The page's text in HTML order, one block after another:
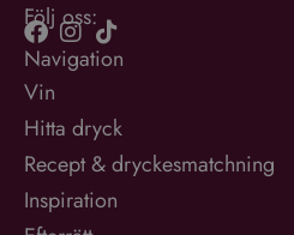
Följ oss:
Navigation
Vin
Hitta dryck
Recept & dryckesmatchning
Inspiration